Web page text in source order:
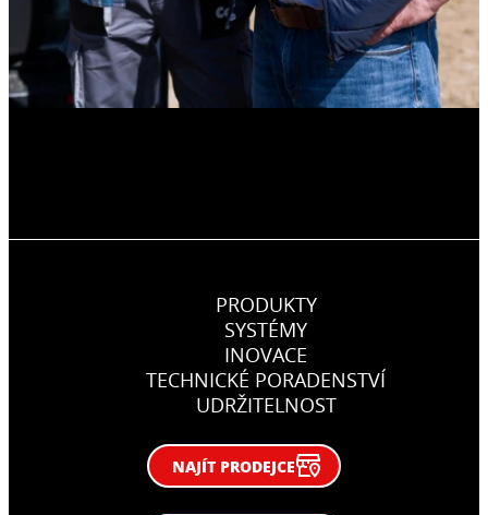
PRODUKTY
SYSTÉMY
INOVACE
TECHNICKÉ PORADENSTVÍ
UDRŽITELNOST
NAJÍT PRODEJCE